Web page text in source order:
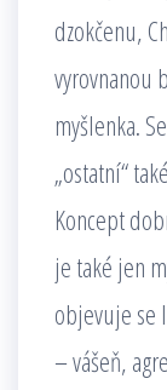
dzokčenu,
vyrovnanou
myšlenka.
„ostatní“
Koncept
je také jen
objevuje se
– vášeň,